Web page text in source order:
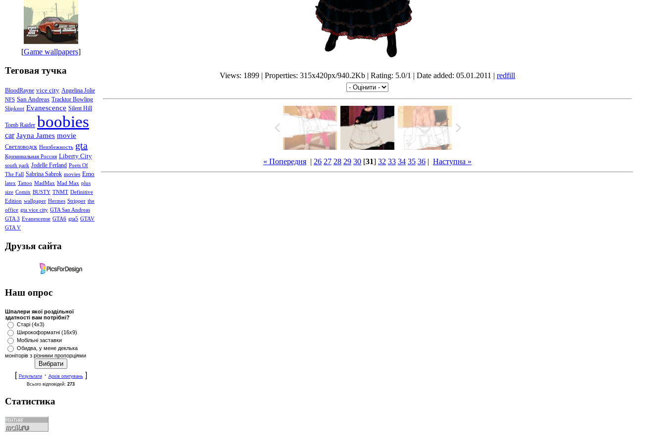
[Game wallpapers]
Теговая тучка
BloodRayne vice city Angelina Jolie
NFS San Andreas Tracktor Bowling
Slipknot Evanescence Silent Hill
Tomb Raider boobies
car Jayna James movie
Светловодск Неизбежность gta
Криминальная Россия Liberty City
south park Jodelle Ferland Poets Of
The Fall Sabrina Sabrok movies Emo
latex Tattoo MadMax Mad Max plus
size Comix BUSTY TNMT Definitive
Edition wallpaper Hermes Stripper the
office gta vice city GTA San Andreas
GTA 3 Evanescense GTA6 gta5 GTAV
GTA V
Друзья сайта
Наш опрос
Шпалери якої роздільної
здатності вам потрібні?
Старі (4x3)
Широкоформатні (16x9)
Мобільні заставки
Обидва, у мене деклька
моніторів з різними пропорціями
[ Результати· Архів опитувань]
Всього відповідей: 273
Статистика
Views: 1899 | Properties: 315x420px/940.2Kb | Rating: 5.0/1 | Date added: 05.01.2011 | redfill
« Попередня | 26 27 28 29 30 [31] 32 33 34 35 36 | Наступна »